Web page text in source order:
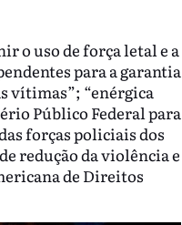
o uso de força letal e a
para a garantia
vítimas”; “enérgica
Público Federal para
forças policiais dos
redução da violência e
de Direitos